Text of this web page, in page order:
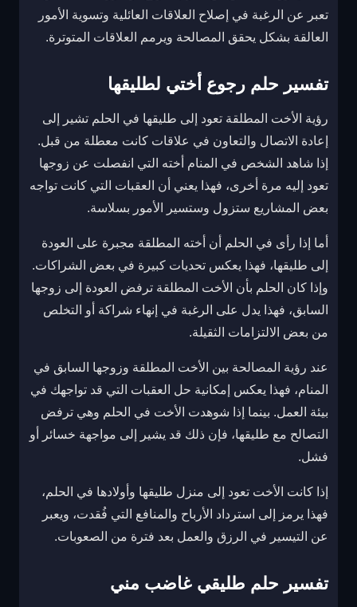
تعبر عن الرغبة في إصلاح العلاقات العائلية وتسوية الأمور
العالقة بشكل يحقق المصالحة ويرمم العلاقات المتوترة.
تفسير حلم رجوع أختي لطليقها
رؤية الأخت المطلقة تعود إلى طليقها في الحلم تشير إلى
إعادة الاتصال والتعاون في علاقات كانت معطلة من قبل.
إذا شاهد الشخص في المنام أخته التي انفصلت عن زوجها
تعود إليه مرة أخرى، فهذا يعني أن العقبات التي كانت تواجه
بعض المشاريع ستزول وستسير الأمور بسلاسة.
أما إذا رأى في الحلم أن أخته المطلقة مجبرة على العودة
إلى طليقها، فهذا يعكس تحديات كبيرة في بعض الشراكات.
وإذا كان الحلم بأن الأخت المطلقة ترفض العودة إلى زوجها
السابق، فهذا يدل على الرغبة في إنهاء شراكة أو التخلص
من بعض الالتزامات الثقيلة.
عند رؤية المصالحة بين الأخت المطلقة وزوجها السابق في
المنام، فهذا يعكس إمكانية حل العقبات التي قد تواجهك في
بيئة العمل. بينما إذا شوهدت الأخت في الحلم وهي ترفض
التصالح مع طليقها، فإن ذلك قد يشير إلى مواجهة خسائر أو
فشل.
إذا كانت الأخت تعود إلى منزل طليقها وأولادها في الحلم،
فهذا يرمز إلى استرداد الأرباح والمنافع التي فُقدت، ويعبر
عن التيسير في الرزق والعمل بعد فترة من الصعوبات.
تفسير حلم طليقي غاضب مني